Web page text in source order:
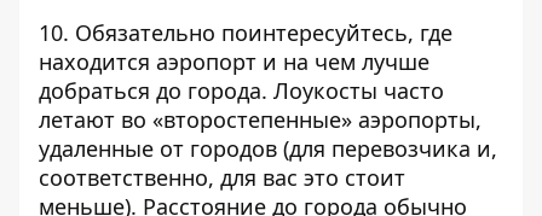
10. Обязательно поинтересуйтесь, где
находится аэропорт и на чем лучше
добраться до города. Лоукосты часто
летают во «второстепенные» аэропорты,
удаленные от городов (для перевозчика и,
соответственно, для вас это стоит
меньше). Расстояние до города обычно